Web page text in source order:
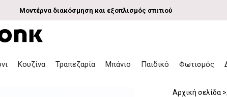
Μοντέρνα διακόσμηση και εξοπλισμός σπιτιού
Κουζίνα Τραπεζαρία Μπάνιο Παιδικό Φωτισμός
Αρχική σελίδα